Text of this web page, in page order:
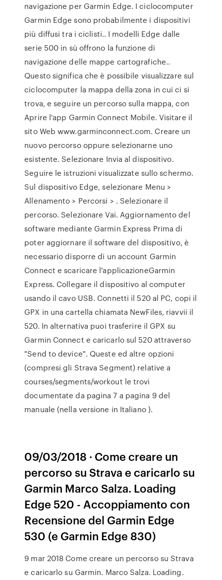
navigazione per Garmin Edge. I ciclocomputer
Garmin Edge sono probabilmente i dispositivi
più diffusi tra i ciclisti.. I modelli Edge dalle
serie 500 in sù offrono la funzione di
navigazione delle mappe cartografiche..
Questo significa che è possibile visualizzare sul
ciclocomputer la mappa della zona in cui ci si
trova, e seguire un percorso sulla mappa, con
Aprire l'app Garmin Connect Mobile. Visitare il
sito Web www.garminconnect.com. Creare un
nuovo percorso oppure selezionarne uno
esistente. Selezionare Invia al dispositivo.
Seguire le istruzioni visualizzate sullo schermo.
Sul dispositivo Edge, selezionare Menu >
Allenamento > Percorsi > . Selezionare il
percorso. Selezionare Vai. Aggiornamento del
software mediante Garmin Express Prima di
poter aggiornare il software del dispositivo, è
necessario disporre di un account Garmin
Connect e scaricare l'applicazioneGarmin
Express. Collegare il dispositivo al computer
usando il cavo USB. Connetti il 520 al PC, copi il
GPX in una cartella chiamata NewFiles, riavvii il
520. In alternativa puoi trasferire il GPX su
Garmin Connect e caricarlo sul 520 attraverso
"Send to device". Queste ed altre opzioni
(compresi gli Strava Segment) relative a
courses/segments/workout le trovi
documentate da pagina 7 a pagina 9 del
manuale (nella versione in Italiano ).
09/03/2018 · Come creare un
percorso su Strava e caricarlo su
Garmin Marco Salza. Loading
Edge 520 - Accoppiamento con
Recensione del Garmin Edge
530 (e Garmin Edge 830)
9 mar 2018 Come creare un percorso su Strava
e caricarlo su Garmin. Marco Salza. Loading.